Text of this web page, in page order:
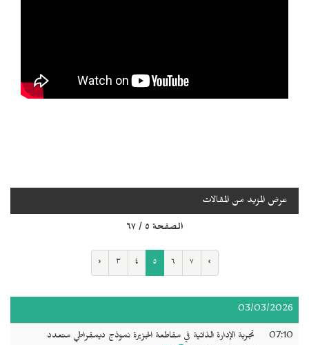
عرض المزيد من المقالات
الصفحة ٥ / ٦٧
‹ ٣ ٤ ٥ ٦ ٧ ›
03/03/2026
07:10
تجربة الإدارة الذاتية في مقاطعة الجزيرة نموذج ديمقراطي متعدد